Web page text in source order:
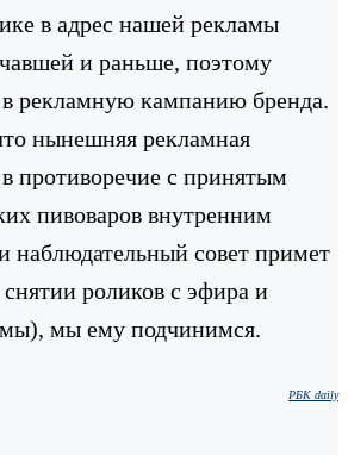
в адрес нашей рекламы
и раньше, поэтому
рекламную кампанию бренда.
нынешняя рекламная
противоречие с принятым
пивоваров внутренним
наблюдательный совет примет
роликов с эфира и
мы ему подчинимся.
РБК daily